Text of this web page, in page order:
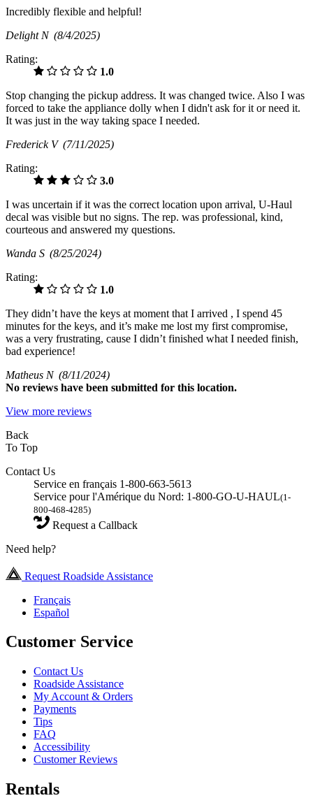
Incredibly flexible and helpful!
Delight N (8/4/2025)
Rating:
1.0
Stop changing the pickup address. It was changed twice. Also I was
forced to take the appliance dolly when I didn't ask for it or need it.
It was just in the way taking space I needed.
Frederick V (7/11/2025)
Rating:
3.0
I was uncertain if it was the correct location upon arrival, U-Haul
decal was visible but no signs. The rep. was professional, kind,
courteous and answered my questions.
Wanda S (8/25/2024)
Rating:
1.0
They didn’t have the keys at moment that I arrived , I spend 45
minutes for the keys, and it’s make me lost my first compromise,
was a very frustrating, cause I didn’t finished what I needed finish,
bad experience!
Matheus N (8/11/2024)
No reviews have been submitted for this location.
View more reviews
Back
To Top
Contact Us
Service en français 1-800-663-5613
Service pour l'Amérique du Nord: 1-800-GO-U-HAUL(1-
800-468-4285)
Request a Callback
Need help?
Request Roadside Assistance
Français
Español
Customer Service
Contact Us
Roadside Assistance
My Account & Orders
Payments
Tips
FAQ
Accessibility
Customer Reviews
Rentals